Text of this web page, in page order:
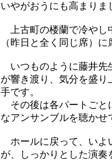
いやがおうにも高まりま
上古町の楼蘭で冷やし
（昨日と全く同じ席）
いつものように藤井先
が響き渡り、気分を盛
手です。
その後は各パートごと
なアンサンブルを聴かせ
ホールに戻って、いよ
が、しっかりとした演